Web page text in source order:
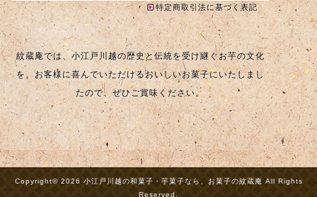
特定商取引法に基づく表記
紋蔵庵では、小江戸川越の歴史と伝統を受け継ぐお芋の文化
を、お客様に喜んでいただけるおいしいお菓子にいたしまし
たので、ぜひご賞味ください。
Copyright© 2026 小江戸川越の和菓子・芋菓子なら、お菓子の紋蔵庵 All Rights
Reserved.